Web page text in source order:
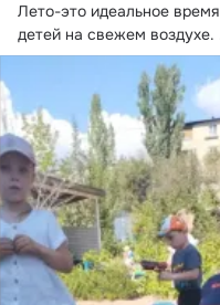
Лето-это идеальное
детей на свежем воздухе.